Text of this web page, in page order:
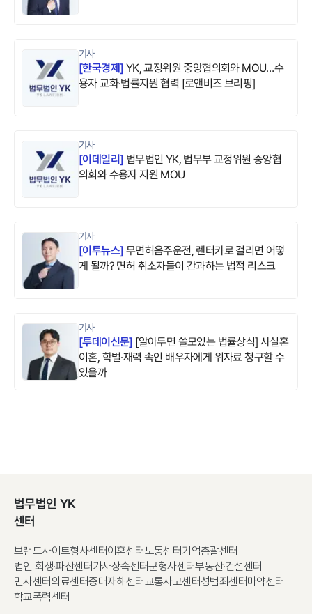
기사
[한국경제]YK, 교정위원 중앙협의회와 MOU…수
용자 교화·법률지원 협력 [로앤비즈 브리핑]
기사
[이데일리] 법무법인 YK, 법무부 교정위원 중앙협
의회와 수용자 지원 MOU
기사
[이투뉴스]무면허음주운전, 렌터카로 걸리면 어떻
게 될까? 면허 취소자들이 간과하는 법적 리스크
기사
[투데이신문] [알아두면 쓸모있는 법률상식] 사실혼
이혼, 학벌·재력 속인 배우자에게 위자료 청구할 수
있을까
법무법인 YK
센터
브랜드사이트형사센터이혼센터노동센터기업총괄센터
법인 회생·파산센터가사상속센터군형사센터부동산·건설센터
민사센터의료센터중대재해센터교통사고센터성범죄센터마약센터
학교폭력센터